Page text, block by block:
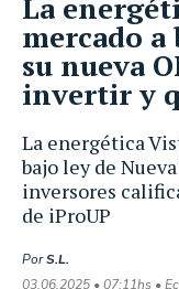
La energética
bajo ley de
inversores
de iProUP
PorS.L.
03.06.2025 • 07:11hs •
La
mercado a
su nueva
invertir y